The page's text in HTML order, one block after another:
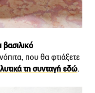
που θα φτιάξετε
τη συνταγή εδώ.